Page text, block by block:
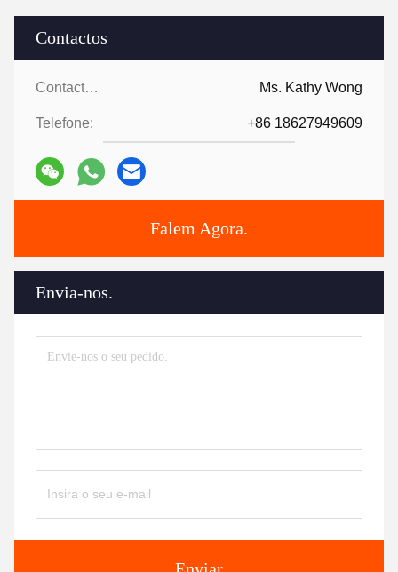
Contactos
Contactos: Ms. Kathy Wong
Telefone: +86 18627949609
Falem Agora.
Envia-nos.